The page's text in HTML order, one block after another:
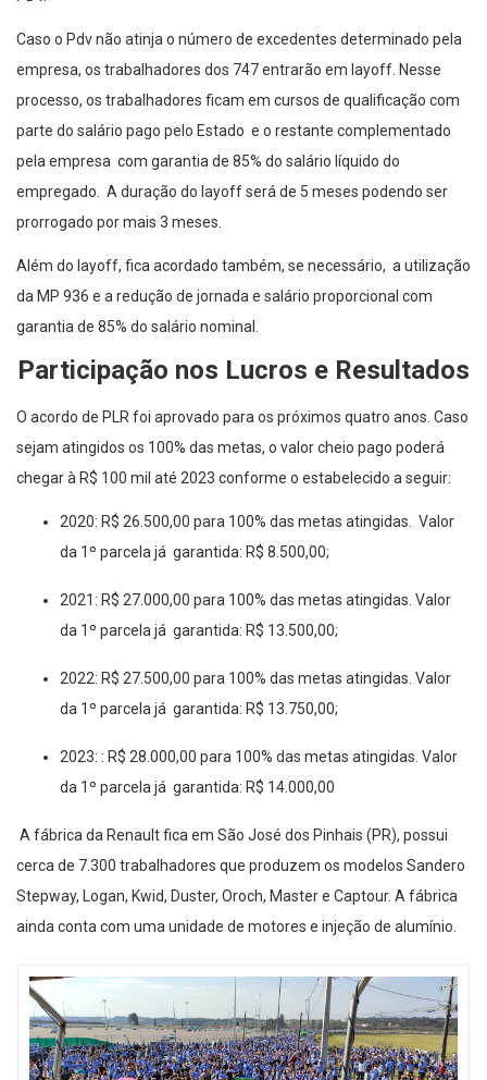
Caso o Pdv não atinja o número de excedentes determinado pela
empresa, os trabalhadores dos 747 entrarão em layoff. Nesse
processo, os trabalhadores ficam em cursos de qualificação com
parte do salário pago pelo Estado e o restante complementado
pela empresa com garantia de 85% do salário líquido do
empregado. A duração do layoff será de 5 meses podendo ser
prorrogado por mais 3 meses.
Além do layoff, fica acordado também, se necessário, a utilização
da MP 936 e a redução de jornada e salário proporcional com
garantia de 85% do salário nominal.
Participação nos Lucros e Resultados
O acordo de PLR foi aprovado para os próximos quatro anos. Caso
sejam atingidos os 100% das metas, o valor cheio pago poderá
chegar à R$ 100 mil até 2023 conforme o estabelecido a seguir:
2020: R$ 26.500,00 para 100% das metas atingidas. Valor
da 1º parcela já garantida: R$ 8.500,00;
2021: R$ 27.000,00 para 100% das metas atingidas. Valor
da 1º parcela já garantida: R$ 13.500,00;
2022: R$ 27.500,00 para 100% das metas atingidas. Valor
da 1º parcela já garantida: R$ 13.750,00;
2023: : R$ 28.000,00 para 100% das metas atingidas. Valor
da 1º parcela já garantida: R$ 14.000,00
A fábrica da Renault fica em São José dos Pinhais (PR), possui
cerca de 7.300 trabalhadores que produzem os modelos Sandero
Stepway, Logan, Kwid, Duster, Oroch, Master e Captour. A fábrica
ainda conta com uma unidade de motores e injeção de alumínio.